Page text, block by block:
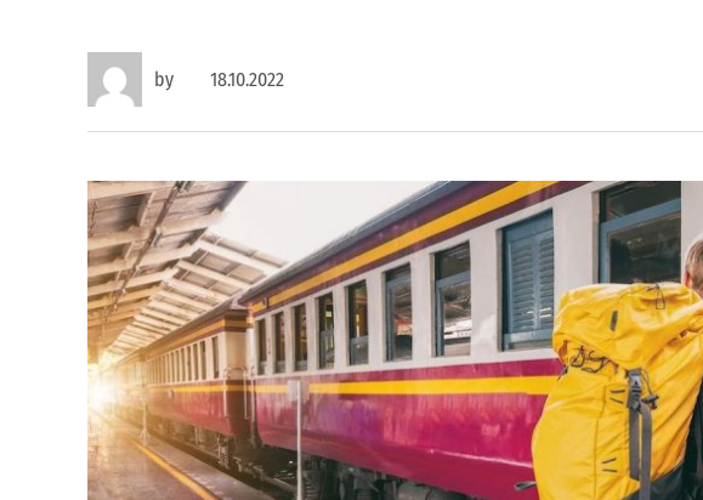
by 18.10.2022